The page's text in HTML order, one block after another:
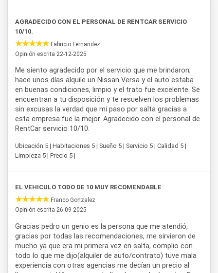
AGRADECIDO CON EL PERSONAL DE RENTCAR SERVICIO
10/10.
Fabricio Fernandez
Opinión escrita 22-12-2025
Me siento agradecido por el servicio que me brindaron;
hace unos días alquile un Nissan Versa y el auto estaba
en buenas condiciones, limpio y el trato fue excelente. Se
encuentran a tu disposición y te resuelven los problemas
sin excusas la verdad que mi paso por salta gracias a
esta empresa fue la mejor. Agradecido con el personal de
RentCar servicio 10/10.
Ubicación 5 | Habitaciones 5 | Sueño 5 | Servicio 5 | Calidad 5 |
Limpieza 5 | Precio 5 |
EL VEHICULO TODO DE 10 MUY RECOMENDABLE
Franco Gonzalez
Opinión escrita 26-09-2025
Gracias pedro un genio es la persona que me atendió,
gracias por todas las recomendaciones, me sirvieron de
mucho ya que era mi primera vez en salta, complio con
todo lo que me dijo(alquiler de auto/contrato) tuve mala
experiencia con otras agencias me decían un precio al